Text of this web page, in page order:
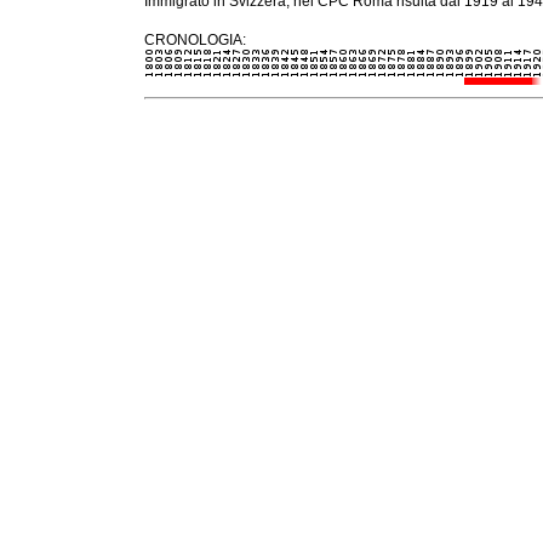
CRONOLOGIA: